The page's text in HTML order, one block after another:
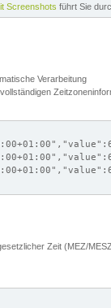
Screenshots führt Sie
Verarbeitung
Zeit (MEZ/